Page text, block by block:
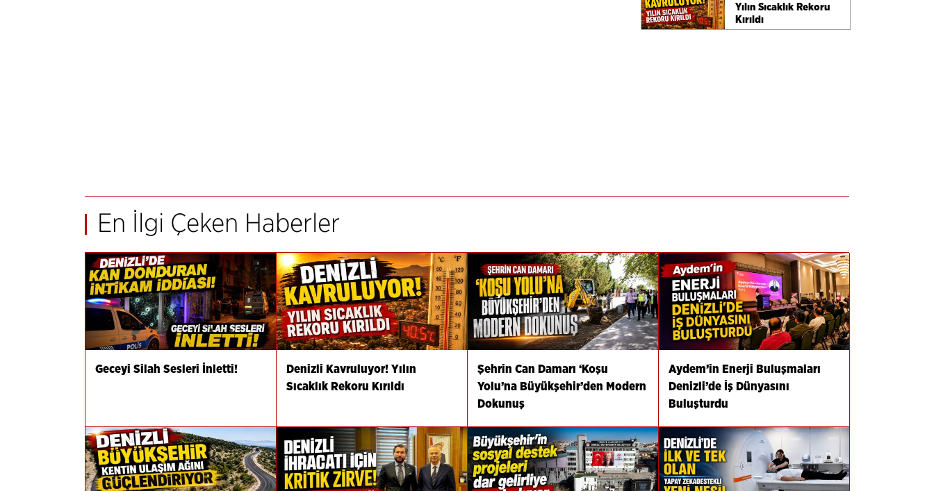
Yılın Sıcaklık Rekoru
Kırıldı
En İlgi Çeken Haberler
Geceyi Silah Sesleri İnletti!
Denizli Kavruluyor! Yılın
Sıcaklık Rekoru Kırıldı
Şehrin Can Damarı ‘Koşu
Yolu’na Büyükşehir’den Modern
Dokunuş
Aydem’in Enerji Buluşmaları
Denizli’de İş Dünyasını
Buluşturdu